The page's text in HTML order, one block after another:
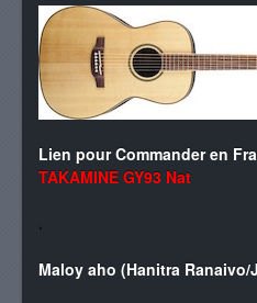
Lien pour Commander en
TAKAMINE GY93 Nat
.
Maloy aho (Hanitra Ranaivo/